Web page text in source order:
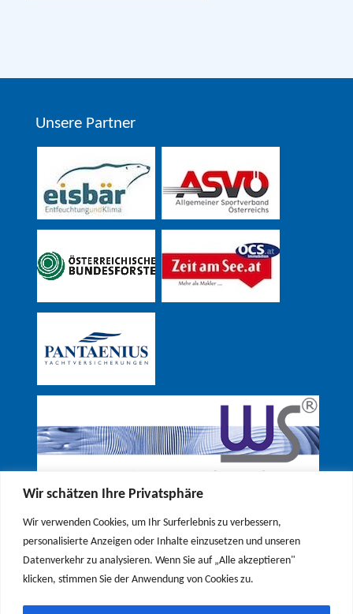
Wir schätzen Ihre Privatsphäre
Wir verwenden Cookies, um Ihr Surferlebnis zu verbessern,
personalisierte Anzeigen oder Inhalte einzusetzen und unseren
Datenverkehr zu analysieren. Wenn Sie auf „Alle akzeptieren"
klicken, stimmen Sie der Anwendung von Cookies zu.
Unsere Partner